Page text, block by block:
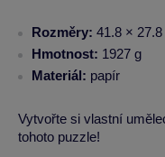
Rozměry: 41.8 ×
Hmotnost: 1927 g
Materiál: papír
Vytvořte si vlastní
tohoto puzzle!